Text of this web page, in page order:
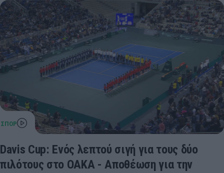
Davis Cup: Ενός λεπτού σιγή για τους δύο
πιλότους στο ΟΑΚΑ - Αποθέωση για την